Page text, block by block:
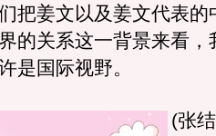
把姜文以及姜文代表的
的关系这一背景来看，
是国际视野。
(张